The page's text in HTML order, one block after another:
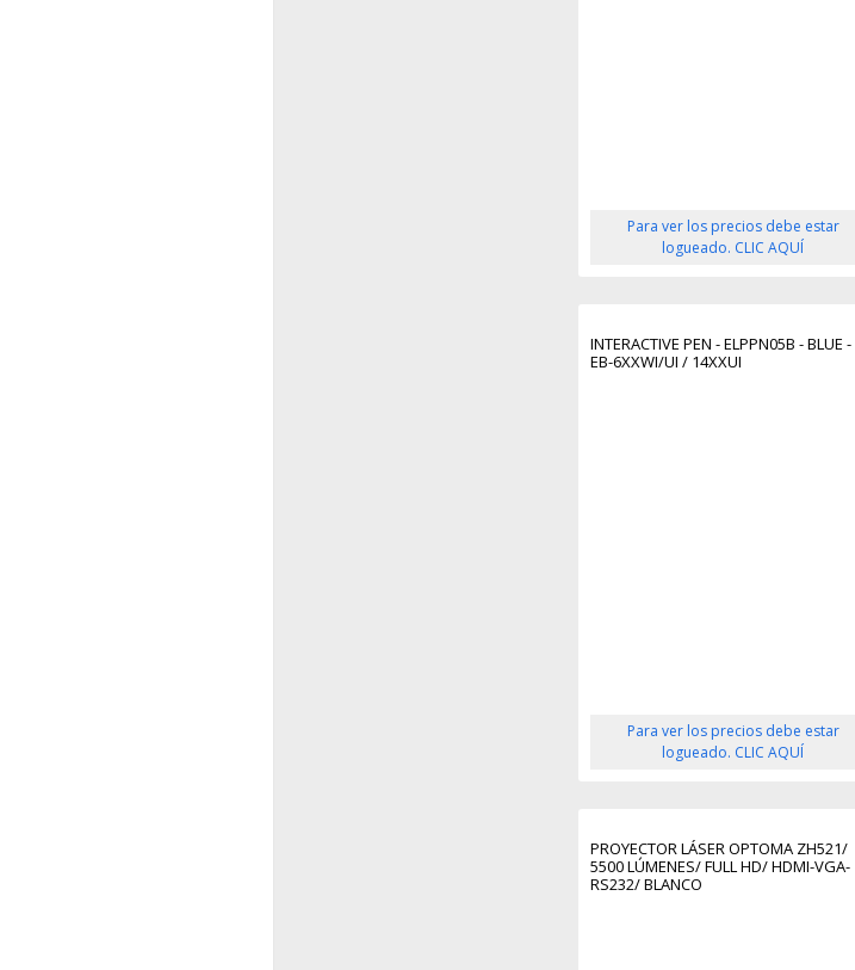
Para ver los precios debe estar
logueado. CLIC AQUÍ
INTERACTIVE PEN - ELPPN05B - BLUE -
EB-6XXWI/UI / 14XXUI
Para ver los precios debe estar
logueado. CLIC AQUÍ
PROYECTOR LÁSER OPTOMA ZH521/
5500 LÚMENES/ FULL HD/ HDMI-VGA-
RS232/ BLANCO